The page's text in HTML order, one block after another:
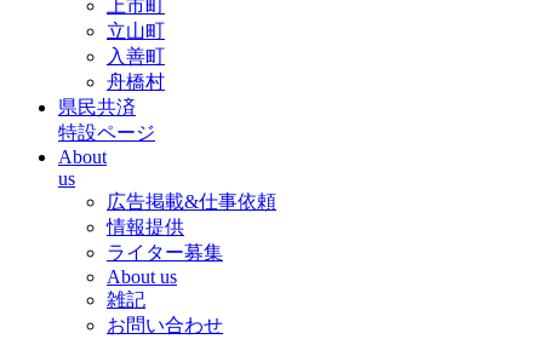
上市町
立山町
入善町
舟橋村
県民共済
特設ページ
About
us
広告掲載&仕事依頼
情報提供
ライター募集
About us
雑記
お問い合わせ